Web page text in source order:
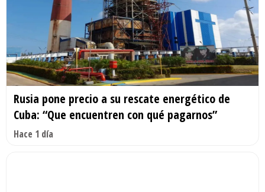
Rusia pone precio a su rescate energético de
Cuba: “Que encuentren con qué pagarnos”
Hace 1 día